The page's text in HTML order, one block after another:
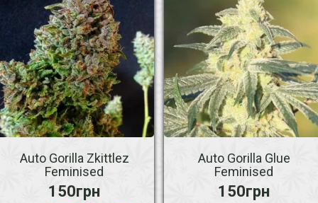
Auto Gorilla Zkittlez
Feminised
150грн
Auto Gorilla Glue
Feminised
150грн